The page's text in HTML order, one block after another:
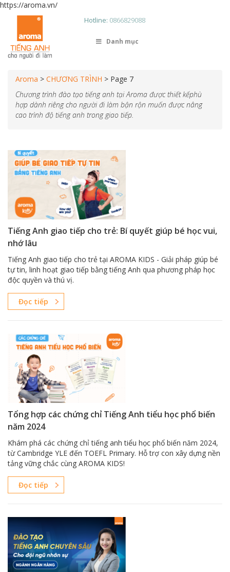
https://aroma.vn/
Hotline: 0866829088
Danh mục
Aroma > CHƯƠNG TRÌNH > Page 7
Chương trình đào tạo tiếng anh tại Aroma được thiết kếphù
hợp dành riêng cho người đi làm bận rộn muốn được nâng
cao trình độ tiếng anh trong giao tiếp.
Tiếng Anh giao tiếp cho trẻ: Bí quyết giúp bé học vui,
nhớ lâu
Tiếng Anh giao tiếp cho trẻ tại AROMA KIDS - Giải pháp giúp bé
tự tin, linh hoạt giao tiếp bằng tiếng Anh qua phương pháp học
độc quyền và thú vị.
Đọc tiếp
Tổng hợp các chứng chỉ Tiếng Anh tiểu học phổ biến
năm 2024
Khám phá các chứng chỉ tiếng anh tiểu học phổ biến năm 2024,
từ Cambridge YLE đến TOEFL Primary. Hỗ trợ con xây dựng nền
tảng vững chắc cùng AROMA KIDS!
Đọc tiếp